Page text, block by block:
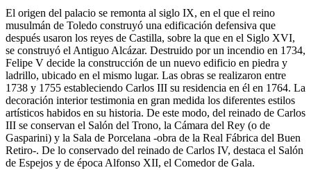
El origen del palacio se remonta al siglo IX, en el que el reino
musulmán de Toledo construyó una edificación defensiva que
después usaron los reyes de Castilla, sobre la que en el Siglo XVI,
se construyó el Antiguo Alcázar. Destruido por un incendio en 1734,
Felipe V decide la construcción de un nuevo edificio en piedra y
ladrillo, ubicado en el mismo lugar. Las obras se realizaron entre
1738 y 1755 estableciendo Carlos III su residencia en él en 1764. La
decoración interior testimonia en gran medida los diferentes estilos
artísticos habidos en su historia. De este modo, del reinado de Carlos
III se conservan el Salón del Trono, la Cámara del Rey (o de
Gasparini) y la Sala de Porcelana -obra de la Real Fábrica del Buen
Retiro-. De lo conservado del reinado de Carlos IV, destaca el Salón
de Espejos y de época Alfonso XII, el Comedor de Gala.